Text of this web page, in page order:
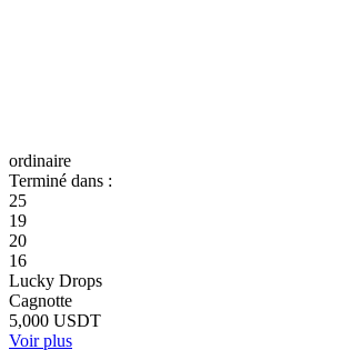
ordinaire
Terminé dans :
25
19
20
16
Lucky Drops
Cagnotte
5,000 USDT
Voir plus